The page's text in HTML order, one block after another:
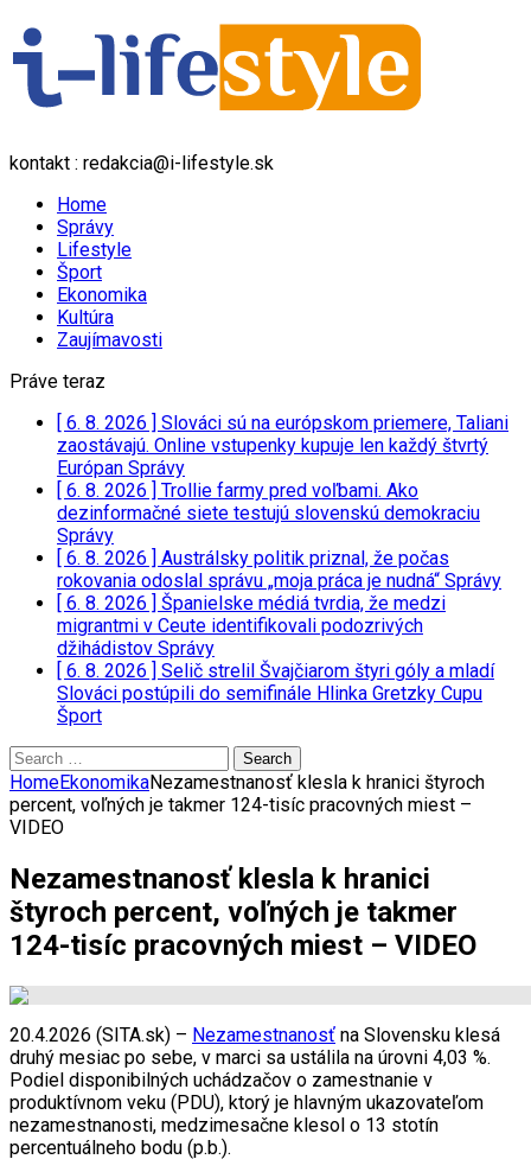
kontakt : redakcia@i-lifestyle.sk
Home
Správy
Lifestyle
Šport
Ekonomika
Kultúra
Zaujímavosti
Práve teraz
[ 6. 8. 2026 ] Slováci sú na európskom priemere, Taliani
zaostávajú. Online vstupenky kupuje len každý štvrtý
Európan Správy
[ 6. 8. 2026 ] Trollie farmy pred voľbami. Ako
dezinformačné siete testujú slovenskú demokraciu
Správy
[ 6. 8. 2026 ] Austrálsky politik priznal, že počas
rokovania odoslal správu „moja práca je nudná“ Správy
[ 6. 8. 2026 ] Španielske médiá tvrdia, že medzi
migrantmi v Ceute identifikovali podozrivých
džihádistov Správy
[ 6. 8. 2026 ] Selič strelil Švajčiarom štyri góly a mladí
Slováci postúpili do semifinále Hlinka Gretzky Cupu
Šport
Search
for:
HomeEkonomikaNezamestnanosť klesla k hranici štyroch
percent, voľných je takmer 124-tisíc pracovných miest –
VIDEO
Nezamestnanosť klesla k hranici
štyroch percent, voľných je takmer
124-tisíc pracovných miest – VIDEO
20.4.2026 (SITA.sk) – Nezamestnanosť na Slovensku klesá
druhý mesiac po sebe, v marci sa ustálila na úrovni 4,03 %.
Podiel disponibilných uchádzačov o zamestnanie v
produktívnom veku (PDU), ktorý je hlavným ukazovateľom
nezamestnanosti, medzimesačne klesol o 13 stotín
percentuálneho bodu (p.b.).